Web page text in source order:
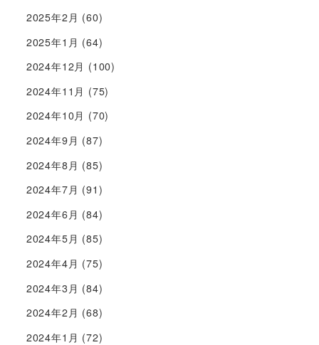
2025年2月 (60)
2025年1月 (64)
2024年12月 (100)
2024年11月 (75)
2024年10月 (70)
2024年9月 (87)
2024年8月 (85)
2024年7月 (91)
2024年6月 (84)
2024年5月 (85)
2024年4月 (75)
2024年3月 (84)
2024年2月 (68)
2024年1月 (72)